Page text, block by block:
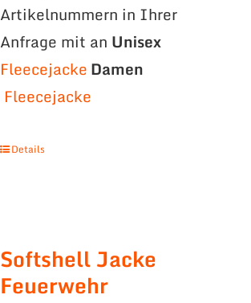
Artikelnummern in Ihrer
Anfrage mit an Unisex
FleecejackeDamen
Fleecejacke
Details
Softshell Jacke
Feuerwehr